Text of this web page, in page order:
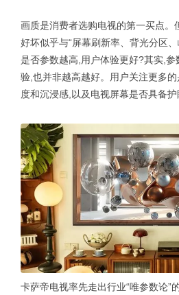
画质是消费者选购电视的第一买点。
好坏似乎与“屏幕刷新率、背光分区
是否参数越高,用户体验更好?其实,
验,也并非越高越好。用户关注更多
度和沉浸感,以及电视屏幕是否具备护
卡萨帝电视率先走出行业“唯参数论”